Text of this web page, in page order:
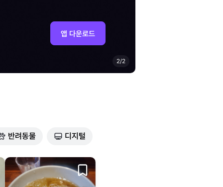
앱 다운로드
2/2
반려동물 디지털